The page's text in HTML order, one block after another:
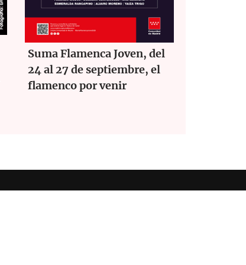
Suma Flamenca Joven, del
24 al 27 de septiembre, el
flamenco por venir